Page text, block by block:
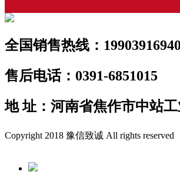
全国销售热线：19903916940
售后电话：0391-6851015
地 址：河南省焦作市中站
Copyright 2018 豫信致诚 All rights reserved